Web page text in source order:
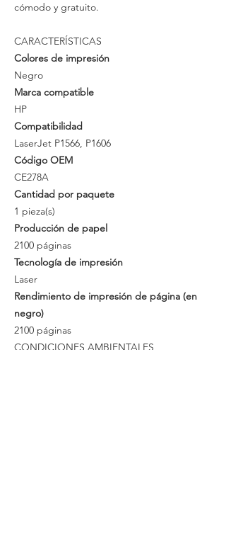
cómodo y gratuito.
CARACTERÍSTICAS
Colores de impresión
Negro
Marca compatible
HP
Compatibilidad
LaserJet P1566, P1606
Código OEM
CE278A
Cantidad por paquete
1 pieza(s)
Producción de papel
2100 páginas
Tecnología de impresión
Laser
Rendimiento de impresión de página (en
negro)
2100 páginas
CONDICIONES AMBIENTALES